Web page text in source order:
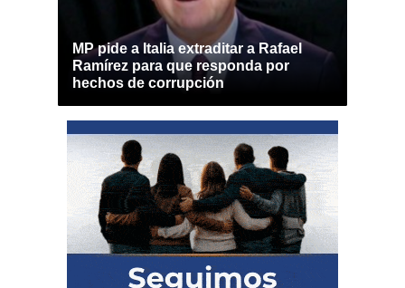
MP pide a Italia extraditar a Rafael
Ramírez para que responda por
hechos de corrupción